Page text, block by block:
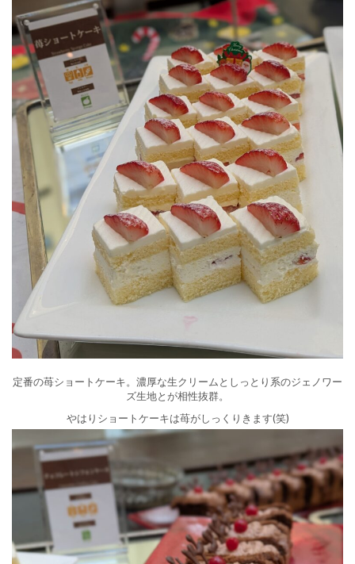
定番の苺ショートケーキ。濃厚な生クリームとしっとり系のジェノワー
ズ生地とが相性抜群。
やはりショートケーキは苺がしっくりきます(笑)